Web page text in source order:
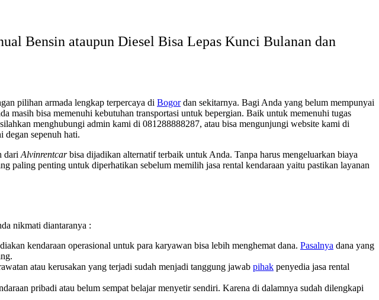
Bensin ataupun Diesel Bisa Lepas Kunci Bulanan dan
pilihan armada lengkap terpercaya di Bogordan sekitarnya. Bagi Anda yang belum mempunyai
masih bisa memenuhi kebutuhan transportasi untuk bepergian. Baik untuk memenuhi tugas
menghubungi admin kami di 081288888287, atau bisa mengunjungi website kami di
sepenuh hati.
dari Alvinrentcarbisa dijadikan alternatif terbaik untuk Anda. Tanpa harus mengeluarkan biaya
paling penting untuk diperhatikan sebelum memilih jasa rental kendaraan yaitu pastikan layanan
nikmati diantaranya :
kendaraan operasional untuk para karyawan bisa lebih menghemat dana. Pasalnya dana yang
atau kerusakan yang terjadi sudah menjadi tanggung jawab pihak penyedia jasa rental
pribadi atau belum sempat belajar menyetir sendiri. Karena di dalamnya sudah dilengkapi